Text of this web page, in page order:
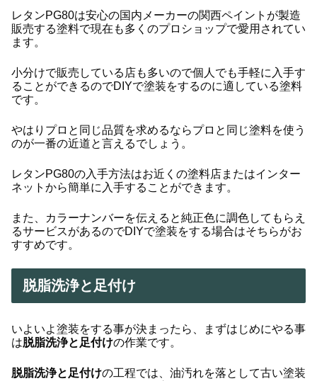
レタンPG80は安心の国内メーカーの関西ペイントが製造
販売する塗料で現在も多くのプロショップで愛用されてい
ます。
小分けで販売している店も多いので個人でも手軽に入手す
ることができるのでDIYで塗装をするのに適している塗料
です。
やはりプロと同じ品質を求めるならプロと同じ塗料を使う
のが一番の近道と言えるでしょう。
レタンPG80の入手方法はお近くの塗料店またはインター
ネットから簡単に入手することができます。
また、カラーナンバーを伝えると純正色に調色してもらえ
るサービスがあるのでDIYで塗装をする場合はそちらがお
すすめです。
脱脂洗浄と足付け
いよいよ塗装をする事が決まったら、まずはじめにやる事
は脱脂洗浄と足付けの作業です。
脱脂洗浄と足付けの工程では、油汚れを落として古い塗装